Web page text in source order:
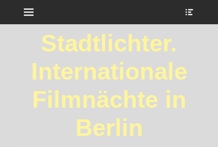
Stadtlichter.
Internationale
Filmnächte in
Berlin